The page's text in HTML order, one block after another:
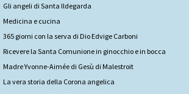
Gli angeli di Santa Ildegarda
Medicina e cucina
365 giorni con la serva di Dio Edvige Carboni
Ricevere la Santa Comunione in ginocchio e in bocca
Madre Yvonne-Aimée di Gesù di Malestroit
La vera storia della Corona angelica